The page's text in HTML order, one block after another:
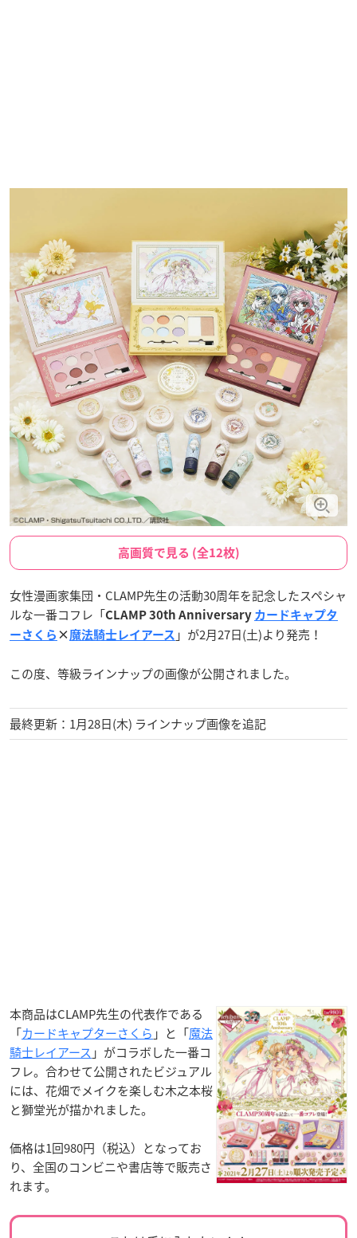
高画質で見る (全12枚)
女性漫画家集団・CLAMP先生の活動30周年を記念したスペシャ
ルな一番コフレ「CLAMP 30th Anniversary カードキャプタ
ーさくら × 魔法騎士レイアース 」が2月27日(土)より発売！
この度、等級ラインナップの画像が公開されました。
最終更新：1月28日(木) ラインナップ画像を追記
本商品はCLAMP先生の代表作である
「カードキャプターさくら 」と「魔法
騎士レイアース 」がコラボした一番コ
フレ。合わせて公開されたビジュアル
には、花畑でメイクを楽しむ木之本桜
と獅堂光が描かれました。
価格は1回980円（税込）となってお
り、全国のコンビニや書店等で販売さ
れます。